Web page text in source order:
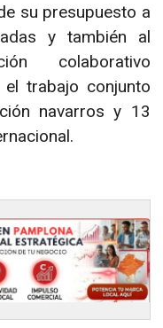
su presupuesto a
y también al
colaborativo
el trabajo conjunto
navarros y 13